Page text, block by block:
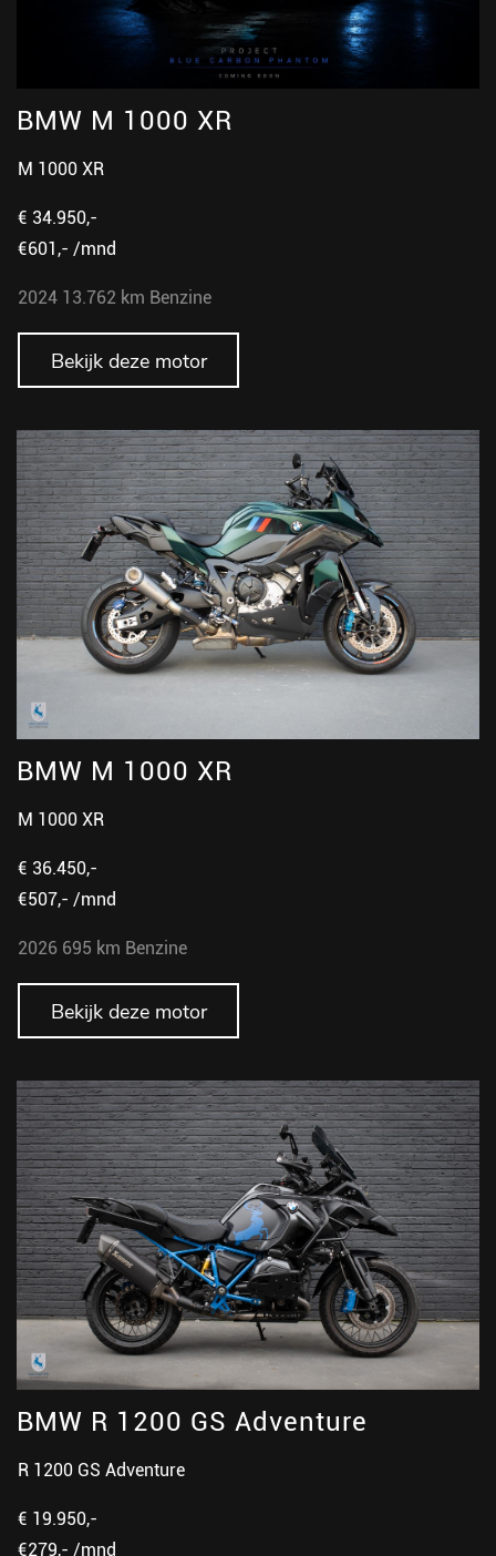
BMW M 1000 XR
M 1000 XR
€ 34.950,-
€601,- /mnd
2024 13.762 km Benzine
Bekijk deze motor
BMW M 1000 XR
M 1000 XR
€ 36.450,-
€507,- /mnd
2026 695 km Benzine
Bekijk deze motor
BMW R 1200 GS Adventure
R 1200 GS Adventure
€ 19.950,-
€279,- /mnd